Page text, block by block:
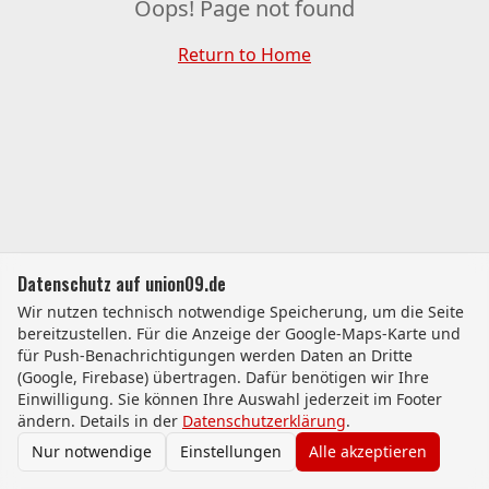
Oops! Page not found
Return to Home
Datenschutz auf union09.de
Wir nutzen technisch notwendige Speicherung, um die Seite
bereitzustellen. Für die Anzeige der Google-Maps-Karte und
für Push-Benachrichtigungen werden Daten an Dritte
(Google, Firebase) übertragen. Dafür benötigen wir Ihre
Einwilligung. Sie können Ihre Auswahl jederzeit im Footer
ändern. Details in der Datenschutzerklärung.
Nur notwendige
Einstellungen Alle akzeptieren